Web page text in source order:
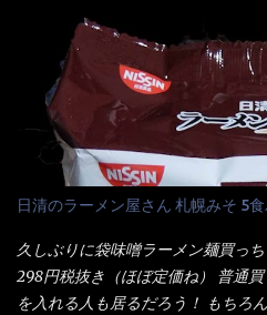
油脂、植物性たん白、食塩、とろ
ぷら)、添付調味料(砂糖、食塩、
水分解物、ねぎ、香辛料、 植物油
料(アミノ酸等)、炭酸カルシウム
(Na)、増粘多糖類、レシチン、酸
色素、香料、ベニコウジ色素、ビ
抽出物、(一部にえび・小麦・そば
いも・ゼラチンを含む) 材料から見
入っている！ あの半円形のヤツね
さば！？ さばって鯖か？？ サ
比較 緑のたぬき ...
いつきました。 見た目は、炎のシ
る・・・ でもパッケージに惑わ
ヤングの【獄激辛焼きそば】を完
レーもな！ 今回、カップヌード
さレベルが記載されている。 それ
位の辛さと云っている訳だ。 昨年
も経つと記憶の彼方に・・・いや
のではない。 記憶に残るだけのイ
云う事（当時） 開封すると・・・
ップヌードルは基本蓋開けて、熱
デビュー時からの最大のポイント
日清のラーメン屋さん 札幌みそ 5
久しぶりに袋味噌ラーメン麺買っ
298円税抜き（ほぼ定価ね） 普通
を入れる人も居るだろう！ もちろ